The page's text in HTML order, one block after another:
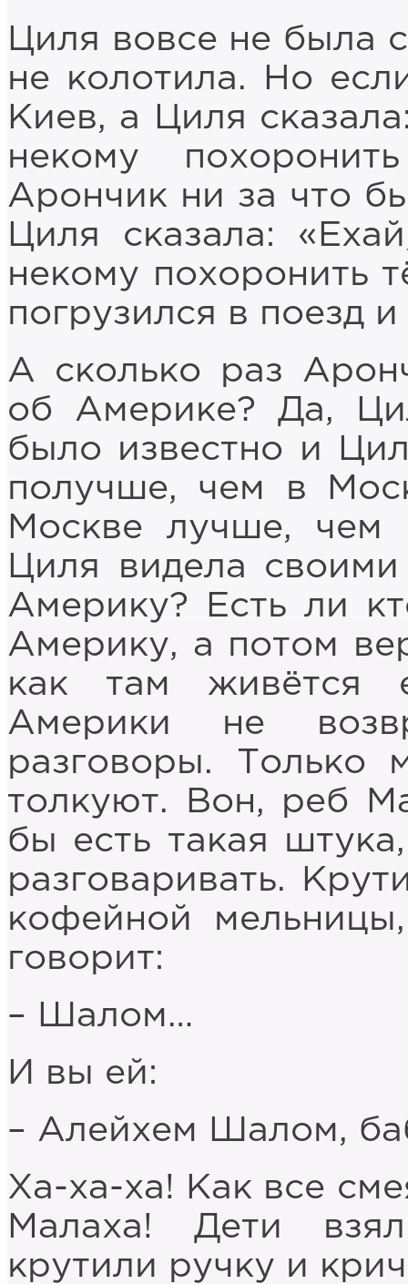
Циля вовсе не была
не колотила. Но
Киев, а Циля
некому
Арончик ни за что
Циля сказала:
некому похоронить
погрузился в поезд
А сколько раз
об Америке? Да,
было известно и
получше, чем в
Москве лучше,
Циля видела
Америку? Есть ли
Америку, а потом
как там живётся
Америки не
разговоры.
толкуют. Вон, реб
бы есть такая
разговаривать.
кофейной
говорит:
– Шалом…
И вы ей:
– Алейхем Шалом,
Ха-ха-ха! Как все
Малаха! Дети
крутили ручку и